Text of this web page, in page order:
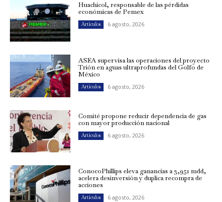
Huachicol, responsable de las pérdidas
económicas de Pemex
Artículos 6 agosto, 2026
ASEA supervisa las operaciones del proyecto
Trión en aguas ultraprofundas del Golfo de
México
Artículos 6 agosto, 2026
Comité propone reducir dependencia de gas
con mayor producción nacional
Artículos 6 agosto, 2026
ConocoPhillips eleva ganancias a 3,951 mdd,
acelera desinversión y duplica recompra de
acciones
Artículos 6 agosto, 2026